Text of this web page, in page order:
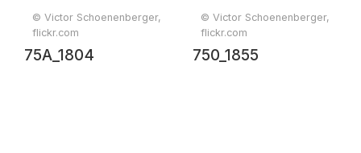
© Victor Schoenenberger,
flickr.com
75A_1804
© Victor Schoenenberger,
flickr.com
750_1855